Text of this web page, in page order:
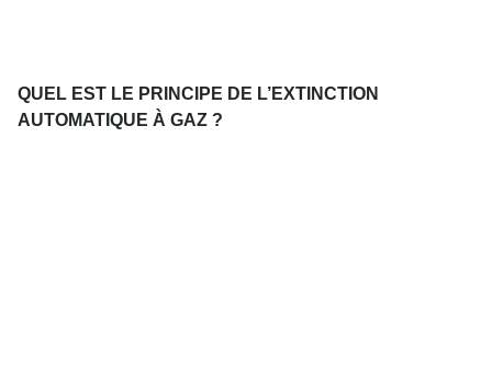
QUEL EST LE PRINCIPE DE L’EXTINCTION
AUTOMATIQUE À GAZ ?